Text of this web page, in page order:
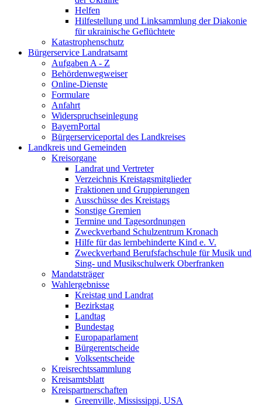
Helfen
Hilfestellung und Linksammlung der Diakonie
für ukrainische Geflüchtete
Katastrophenschutz
Bürgerservice Landratsamt
Aufgaben A - Z
Behördenwegweiser
Online-Dienste
Formulare
Anfahrt
Widerspruchseinlegung
BayernPortal
Bürgerserviceportal des Landkreises
Landkreis und Gemeinden
Kreisorgane
Landrat und Vertreter
Verzeichnis Kreistagsmitglieder
Fraktionen und Gruppierungen
Ausschüsse des Kreistags
Sonstige Gremien
Termine und Tagesordnungen
Zweckverband Schulzentrum Kronach
Hilfe für das lernbehinderte Kind e. V.
Zweckverband Berufsfachschule für Musik und
Sing- und Musikschulwerk Oberfranken
Mandatsträger
Wahlergebnisse
Kreistag und Landrat
Bezirkstag
Landtag
Bundestag
Europaparlament
Bürgerentscheide
Volksentscheide
Kreisrechtssammlung
Kreisamtsblatt
Kreispartnerschaften
Greenville, Mississippi, USA